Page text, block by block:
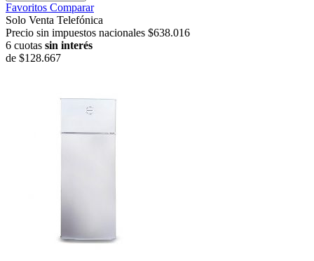
Favoritos Comparar
Solo Venta Telefónica
Precio sin impuestos nacionales $638.016
6 cuotas sin interés
de $128.667